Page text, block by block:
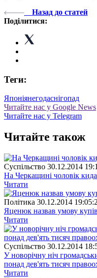
Назад до статей
Поділитися:
Теги:
Японіянегодаснігопад
Читайте нас у Google News
Читайте нас у Telegram
Читайте також
Суспiльство 30.12.2014
На Черкащині чоловік
Читати
Полiтика 30.12.2014
Яценюк назвав умову
Читати
Суспiльство 30.12.2014
У новорічну ніч
понад дев'ять тисяч
Читати